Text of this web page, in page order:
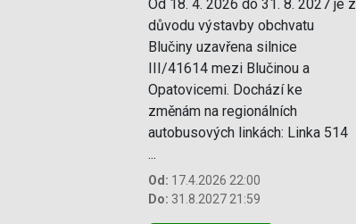
Od 18. 4. 2026 do 31. 8. 2027 je z
důvodu výstavby obchvatu
Blučiny uzavřena silnice
III/41614 mezi Blučinou a
Opatovicemi. Dochází ke
změnám na regionálních
autobusových linkách: Linka 514
...
Od: 17.4.2026 22:00
Do: 31.8.2027 21:59